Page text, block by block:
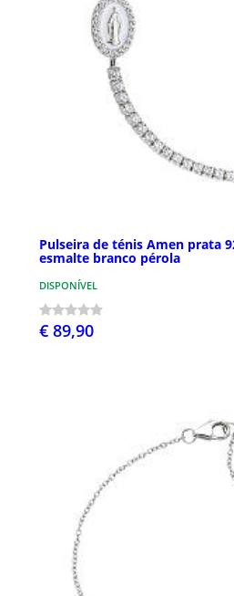
Pulseira de ténis Amen prata
esmalte branco pérola
DISPONÍVEL
€ 89,90